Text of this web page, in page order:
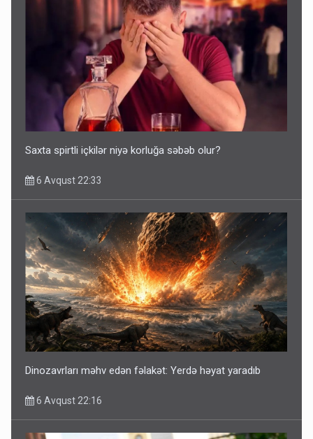
Saxta spirtli içkilər niyə korluğa səbəb olur?
6 Avqust 22:33
Dinozavrları məhv edən fəlakət: Yerdə həyat yaradıb
6 Avqust 22:16